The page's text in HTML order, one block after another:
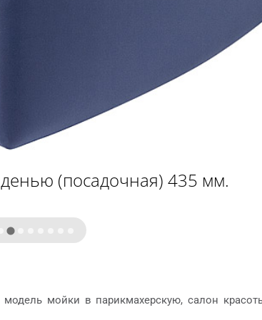
(посадочная) 435 мм.
мойки в парикмахерскую, салон